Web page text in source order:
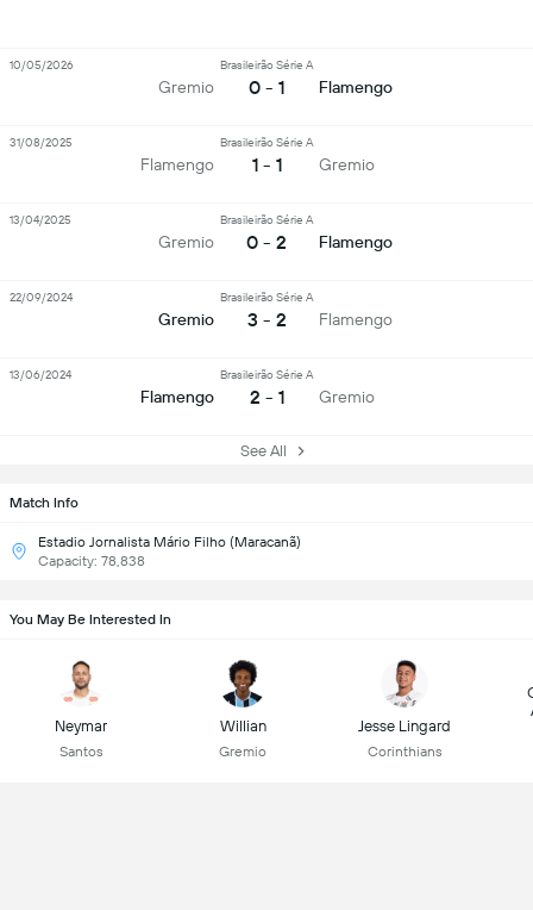
Match Info
Estadio Jornalista Mário Filho (Maracanã)
Capacity: 78,838
Gremio
Brasileirão Série A
0 - 1 Flamengo
10/05/2026
Flamengo
Brasileirão Série A
1 - 1 Gremio
31/08/2025
Gremio
Brasileirão Série A
0 - 2 Flamengo
13/04/2025
Gremio
Brasileirão Série A
3 - 2 Flamengo
22/09/2024
Flamengo
Brasileirão Série A
2 - 1 Gremio
13/06/2024
See All
You May Be Interested In
Neymar
Santos
Willian
Gremio
Jesse Lingard
Corinthians